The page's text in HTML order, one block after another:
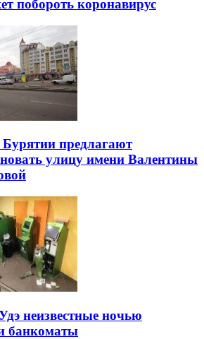
побороть коронавирус
предлагают
улицу имени Валентины
неизвестные ночью
банкоматы